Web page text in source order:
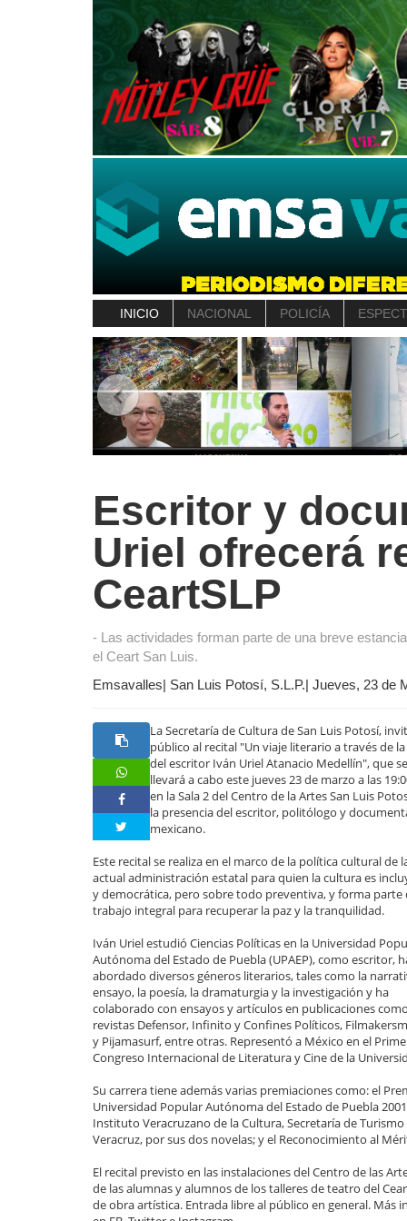
INICIO NACIONAL POLICÍA
Escritor y
Uriel ofrecerá
CeartSLP
- Las actividades forman parte de una breve
el Ceart San Luis.
Emsavalles| San Luis Potosí, S.L.P.| Jueves, 23 de
La Secretaría de Cultura de San Luis Potosí,
público al recital "Un viaje literario a través de
del escritor Iván Uriel Atanacio Medellín", que se
llevará a cabo este jueves 23 de marzo a las
en la Sala 2 del Centro de la Artes San Luis
la presencia del escritor, politólogo y
mexicano.
Este recital se realiza en el marco de la política cultural de
actual administración estatal para quien la cultura es
y democrática, pero sobre todo preventiva, y forma parte
trabajo integral para recuperar la paz y la tranquilidad.
Iván Uriel estudió Ciencias Políticas en la Universidad
Autónoma del Estado de Puebla (UPAEP), como escritor,
abordado diversos géneros literarios, tales como la
ensayo, la poesía, la dramaturgia y la investigación y ha
colaborado con ensayos y artículos en publicaciones
revistas Defensor, Infinito y Confines Políticos,
y Pijamasurf, entre otras. Representó a México en el
Congreso Internacional de Literatura y Cine de la
Su carrera tiene además varias premiaciones como: el
Universidad Popular Autónoma del Estado de Puebla
Instituto Veracruzano de la Cultura, Secretaría de
Veracruz, por sus dos novelas; y el Reconocimiento al
El recital previsto en las instalaciones del Centro de las
de las alumnas y alumnos de los talleres de teatro del
de obra artística. Entrada libre al público en general. Más